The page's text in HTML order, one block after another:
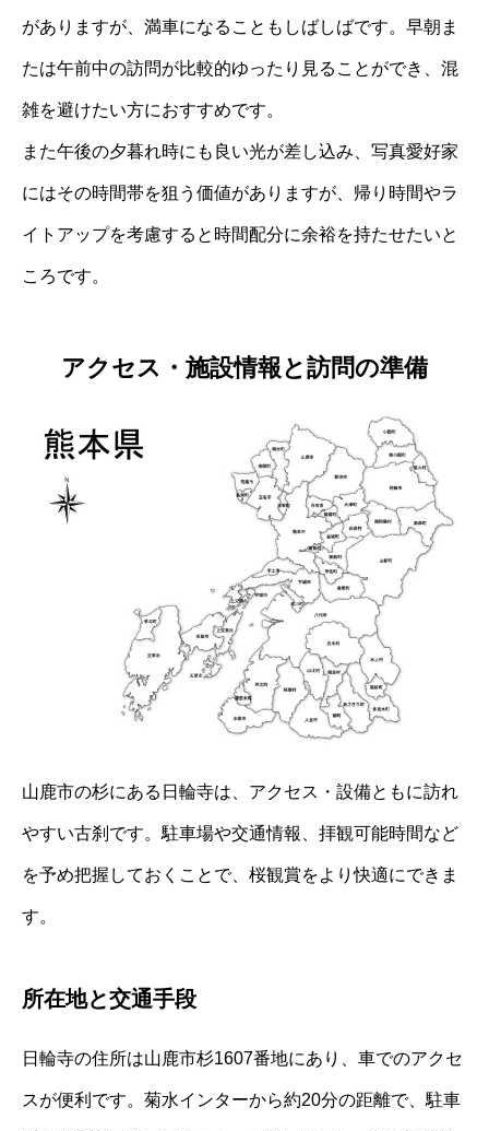
がありますが、満車になることもしばしばです。早朝ま
たは午前中の訪問が比較的ゆったり見ることができ、混
雑を避けたい方におすすめです。
また午後の夕暮れ時にも良い光が差し込み、写真愛好家
にはその時間帯を狙う価値がありますが、帰り時間やラ
イトアップを考慮すると時間配分に余裕を持たせたいと
ころです。
アクセス・施設情報と訪問の準備
山鹿市の杉にある日輪寺は、アクセス・設備ともに訪れ
やすい古刹です。駐車場や交通情報、拝観可能時間など
を予め把握しておくことで、桜観賞をより快適にできま
す。
所在地と交通手段
日輪寺の住所は山鹿市杉1607番地にあり、車でのアクセ
スが便利です。菊水インターから約20分の距離で、駐車